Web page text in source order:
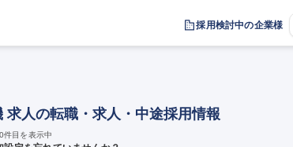
採用検討中の企業様
求人の転職・求人・中途採用情報
件目を表示中